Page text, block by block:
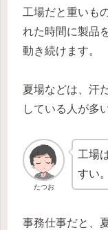
工場だと重いも
れた時間に製品
動き続けます。
夏場などは、汗
している人が多
たつお
工場
すい。
事務仕事だと、